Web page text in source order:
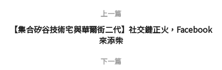
上一篇
【集合矽谷技術宅與華爾街二代】社交鏈正火，Facebook
來添柴
下一篇